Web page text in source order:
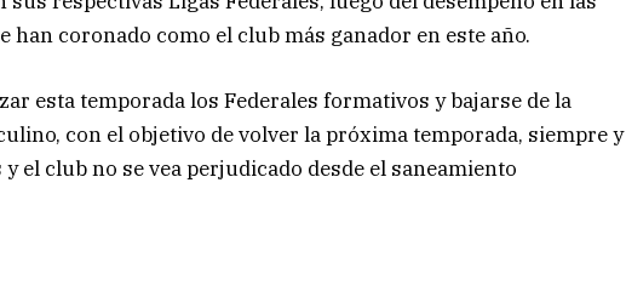
han coronado como el club más ganador en este año.
esta temporada los Federales formativos y bajarse de la
con el objetivo de volver la próxima temporada, siempre y
el club no se vea perjudicado desde el saneamiento